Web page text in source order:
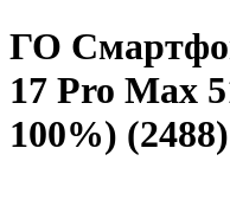
ГО
17 Pro Max
100%) (2488)